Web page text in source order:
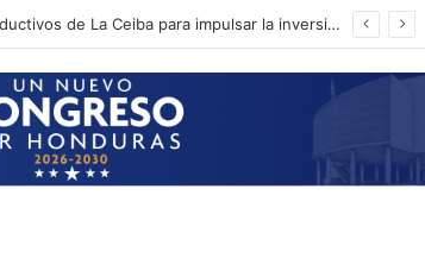
El presidente del CN y diputados sostienen encuentro con sectores productivos de La Ceiba para impulsar la inversión